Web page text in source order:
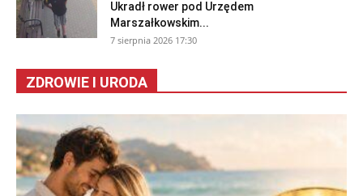
Ukradł rower pod Urzędem
Marszałkowskim...
7 sierpnia 2026 17:30
ZDROWIE I URODA